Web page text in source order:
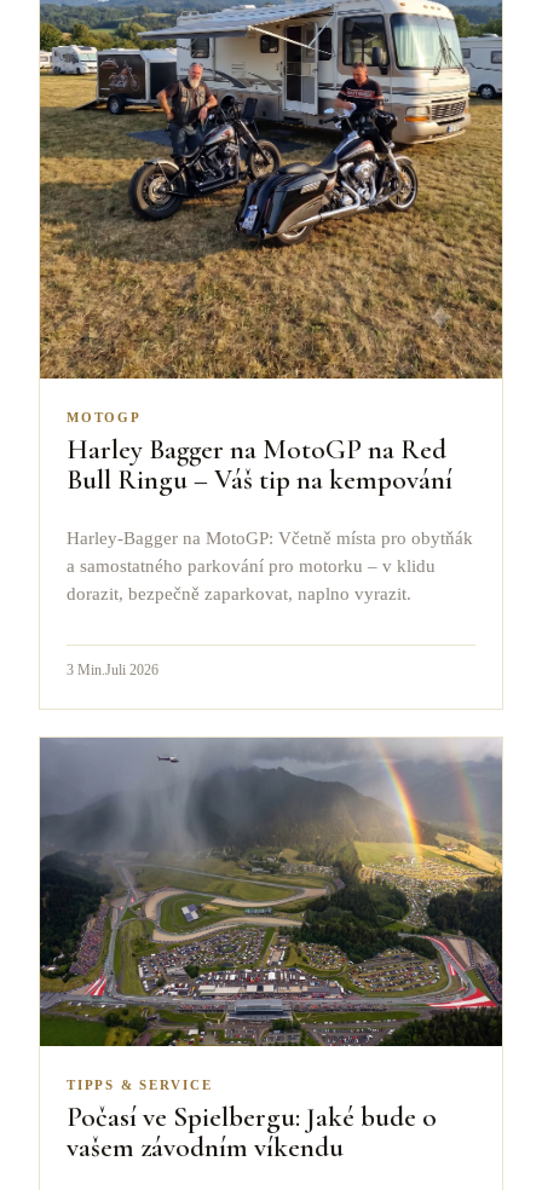
MOTOGP
Harley Bagger na MotoGP na Red
Bull Ringu – Váš tip na kempování
Harley-Bagger na MotoGP: Včetně místa pro obytňák
a samostatného parkování pro motorku – v klidu
dorazit, bezpečně zaparkovat, naplno vyrazit.
3 Min.Juli 2026
TIPPS & SERVICE
Počasí ve Spielbergu: Jaké bude o
vašem závodním víkendu